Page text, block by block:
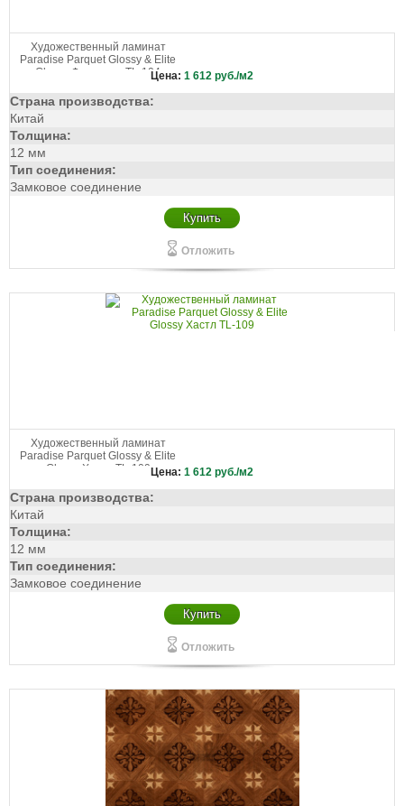
Художественный ламинат
Paradise Parquet Glossy & Elite
Glossy Фламенко TL-104Цена: 1 612 руб./м2
Страна производства:
Китай
Толщина:
12 мм
Тип соединения:
Замковое соединение
Купить
Отложить
Художественный ламинат
Paradise Parquet Glossy & Elite
Glossy Хастл TL-109 Цена: 1 612 руб./м2
Страна производства:
Китай
Толщина:
12 мм
Тип соединения:
Замковое соединение
Купить
Отложить